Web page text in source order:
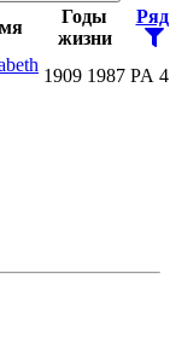
Годы
жизни
1909 1987 PA